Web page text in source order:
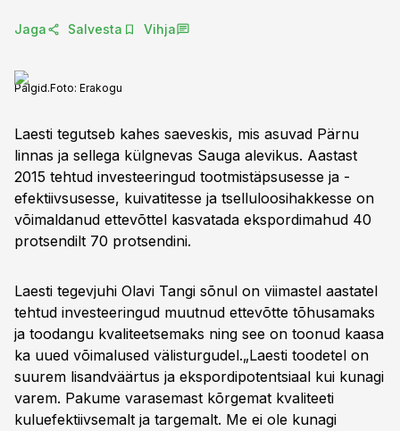
Jaga Salvesta Vihja
Palgid.Foto: Erakogu
Laesti tegutseb kahes saeveskis, mis asuvad Pärnu
linnas ja sellega külgnevas Sauga alevikus. Aastast
2015 tehtud investeeringud tootmistäpsusesse ja -
efektiivsusesse, kuivatitesse ja tselluloosihakkesse on
võimaldanud ettevõttel kasvatada ekspordimahud 40
protsendilt 70 protsendini.
Laesti tegevjuhi Olavi Tangi sõnul on viimastel aastatel
tehtud investeeringud muutnud ettevõtte tõhusamaks
ja toodangu kvaliteetsemaks ning see on toonud kaasa
ka uued võimalused välisturgudel.„Laesti toodetel on
suurem lisandväärtus ja ekspordipotentsiaal kui kunagi
varem. Pakume varasemast kõrgemat kvaliteeti
kuluefektiivsemalt ja targemalt. Me ei ole kunagi